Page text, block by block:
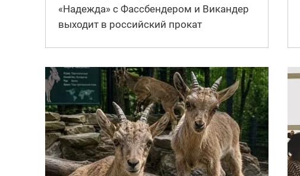
«Надежда» с Фассбендером и Викандер
выходит в российский прокат